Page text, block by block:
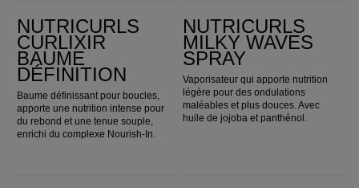
NUTRICURLS
CURLIXIR
BAUME
DÉFINITION
Baume définissant pour boucles,
apporte une nutrition intense pour
du rebond et une tenue souple,
enrichi du complexe Nourish-In.
NUTRICURLS
MILKY WAVES
SPRAY
Vaporisateur qui apporte nutrition
légère pour des ondulations
maléables et plus douces. Avec
huile de jojoba et panthénol.